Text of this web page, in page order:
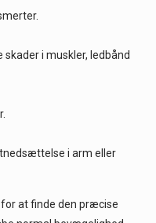
i muskler, ledbånd
i arm eller
at finde den præcise